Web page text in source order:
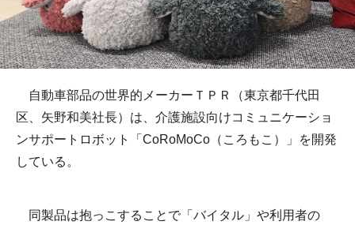
自動車部品の世界的メーカーＴＰＲ（東京都千代田
区、矢野和美社長）は、介護施設向けコミュニケーショ
ンサポートロボット「CoRoMoCo（ころもこ）」を開発
している。
同製品は抱っこすることで「バイタル」や利用者の